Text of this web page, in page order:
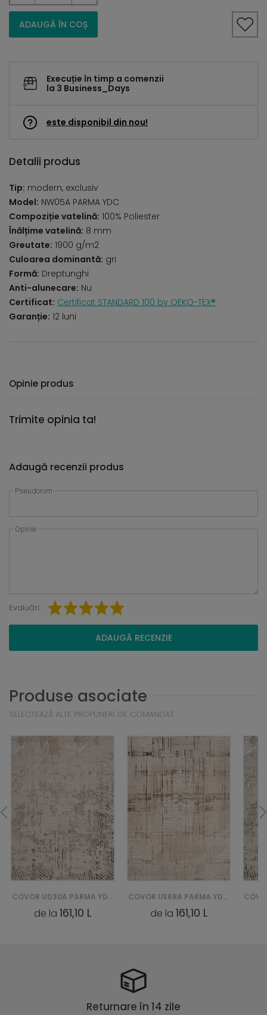
ADAUGĂ ÎN COȘ
Execuție în timp a comenzii
la 3 Business_Days
este disponibil din nou!
Detalii produs
Tip: modern, exclusiv
Model: NW05A PARMA YDC
Compoziție vatelină: 100% Poliester
Înălțime vatelină: 8 mm
Greutate: 1900 g/m2
Culoarea dominantă: gri
Formă: Dreptunghi
Anti-alunecare: Nu
Certificat: Certificat STANDARD 100 by OEKO-TEX®
Garanție: 12 luni
Opinie produs
Trimite opinia ta!
Adaugă recenzii produs
Pseudonim
Opinie
Evaluări:
ADAUGĂ RECENZIE
Produse asociate
SELECTEAZĂ ALTE PROPUNERI DE COMANDAT
COVOR UE68A PARMA YDD - BRĄZOWY
de la 161,10 L
COVOR UD30A LIGHT PARMA YDD - ZIELONY
de la 161,10 L
Returnare în 14 zile